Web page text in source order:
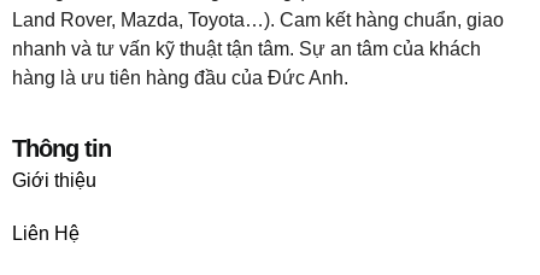
Land Rover, Mazda, Toyota…). Cam kết hàng chuẩn, giao
nhanh và tư vấn kỹ thuật tận tâm. Sự an tâm của khách
hàng là ưu tiên hàng đầu của Đức Anh.
Thông tin
Giới thiệu
Liên Hệ